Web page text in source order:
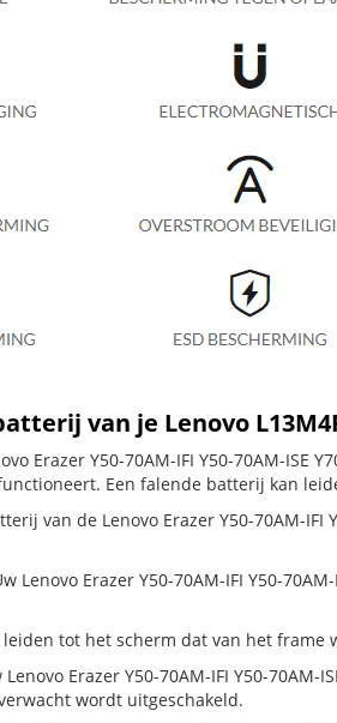
van je Lenovo
Erazer Y50-70AM-IFI Y50-70AM-ISE
Een falende batterij kan
van de Lenovo Erazer Y50-70AM-IFI
Lenovo Erazer Y50-70AM-IFI Y50-
tot het scherm dat van het frame
Erazer Y50-70AM-IFI Y50-70AM-
wordt uitgeschakeld.